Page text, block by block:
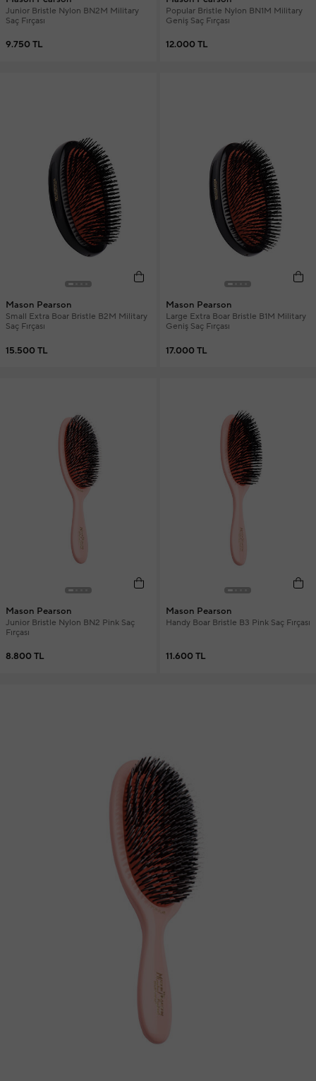
Junior Bristle Nylon BN2M Military
Saç Fırçası
9.750 TL
Popular Bristle Nylon BN1M Military
Geniş Saç Fırçası
12.000 TL
Mason Pearson
Small Extra Boar Bristle B2M Military
Saç Fırçası
15.500 TL
Mason Pearson
Large Extra Boar Bristle B1M Military
Geniş Saç Fırçası
17.000 TL
Mason Pearson
Junior Bristle Nylon BN2 Pink Saç
Fırçası
8.800 TL
Mason Pearson
Handy Boar Bristle B3 Pink Saç Fırçası
11.600 TL